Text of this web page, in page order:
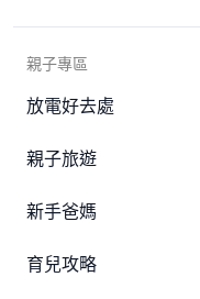
親子專區
放電好去處
親子旅遊
新手爸媽
育兒攻略